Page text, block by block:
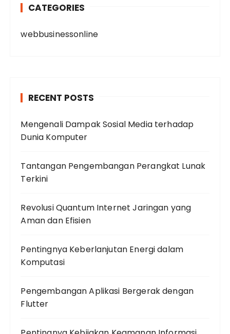
r
CATEGORIES
webbusinessonline
RECENT POSTS
Mengenali Dampak Sosial Media terhadap
Dunia Komputer
Tantangan Pengembangan Perangkat Lunak
Terkini
Revolusi Quantum Internet Jaringan yang
Aman dan Efisien
Pentingnya Keberlanjutan Energi dalam
Komputasi
Pengembangan Aplikasi Bergerak dengan
Flutter